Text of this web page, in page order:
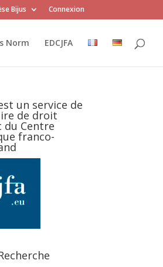
Bijus Connexion
Norm EDCJFA
un service de
de droit
du Centre
franco-